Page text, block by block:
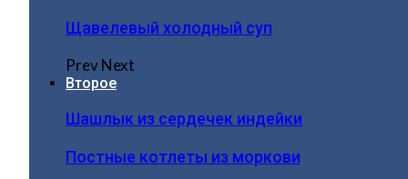
Щавелевый холодный суп
PrevNext
Второе
Шашлык из сердечек индейки
Постные котлеты из моркови